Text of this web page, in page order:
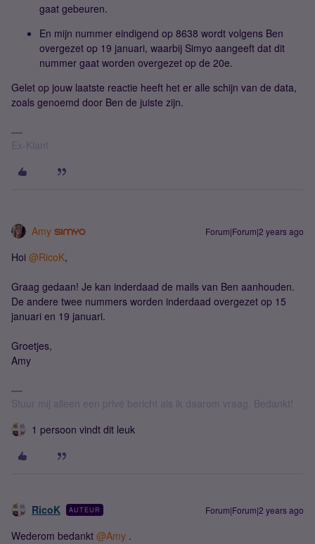
gaat gebeuren.
En mijn nummer eindigend op 8638 wordt volgens Ben
overgezet op 19 januari, waarbij Simyo aangeeft dat dit
nummer gaat worden overgezet op de 20e.
Gelet op jouw laatste reactie heeft het er alle schijn van de data,
zoals genoemd door Ben de juiste zijn.
Ex-Klant
Amy Forum|Forum|2 years ago
Hoi @RicoK,
Graag gedaan! Je kan inderdaad de mails van Ben aanhouden.
De andere twee nummers worden inderdaad overgezet op 15
januari en 19 januari.
Groetjes,
Amy
Stuur mij alleen een privé bericht als ik daarom vraag. Bedankt!
1 persoon vindt dit leuk
RicoK AUTEUR Forum|Forum|2 years ago
Wederom bedankt @Amy .